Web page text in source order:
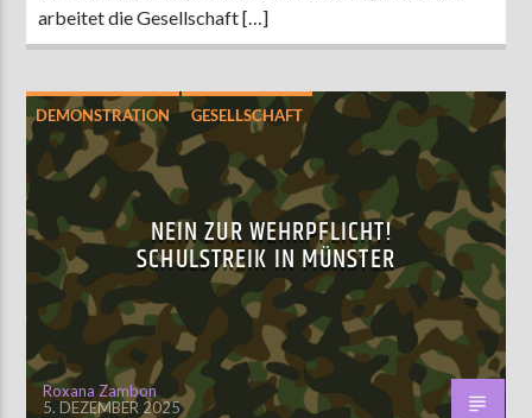
arbeitet die Gesellschaft […]
DEMONSTRATION GESELLSCHAFT
NEIN ZUR WEHRPFLICHT!
SCHULSTREIK IN MÜNSTER
Roxana Zambon
5. DEZEMBER 2025